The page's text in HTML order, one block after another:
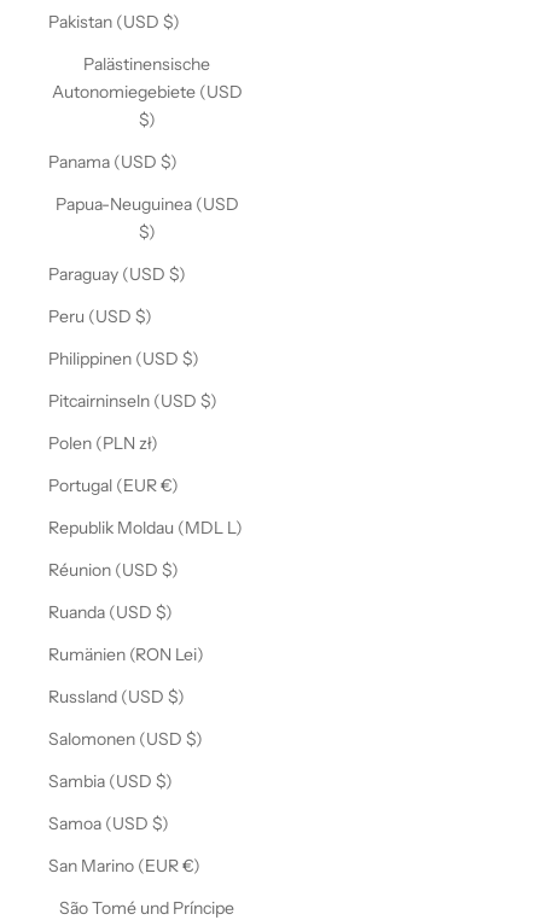
Pakistan (USD $)
Palästinensische
Autonomiegebiete (USD
$)
Panama (USD $)
Papua-Neuguinea (USD
$)
Paraguay (USD $)
Peru (USD $)
Philippinen (USD $)
Pitcairninseln (USD $)
Polen (PLN zł)
Portugal (EUR €)
Republik Moldau (MDL L)
Réunion (USD $)
Ruanda (USD $)
Rumänien (RON Lei)
Russland (USD $)
Salomonen (USD $)
Sambia (USD $)
Samoa (USD $)
San Marino (EUR €)
São Tomé und Príncipe